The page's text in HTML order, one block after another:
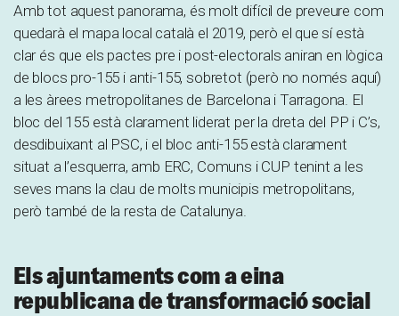
Amb tot aquest panorama, és molt difícil de preveure com
quedarà el mapa local català el 2019, però el que sí està
clar és que els pactes pre i post-electorals aniran en lògica
de blocs pro-155 i anti-155, sobretot (però no només aquí)
a les àrees metropolitanes de Barcelona i Tarragona. El
bloc del 155 està clarament liderat per la dreta del PP i C’s,
desdibuixant al PSC, i el bloc anti-155 està clarament
situat a l’esquerra, amb ERC, Comuns i CUP tenint a les
seves mans la clau de molts municipis metropolitans,
però també de la resta de Catalunya.
Els ajuntaments com a eina
republicana de transformació social